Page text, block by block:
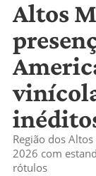
Altos
Região dos
2026 com
rótulos